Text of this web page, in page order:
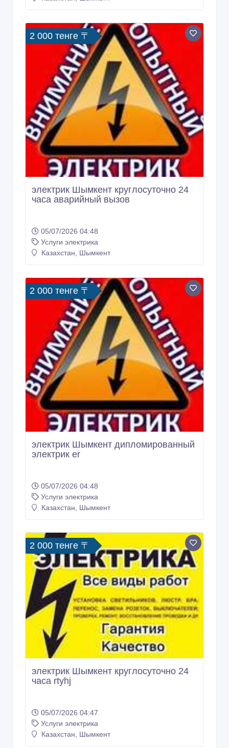
2 000 тенге 〒
электрик Шымкент круглосуточно 24
часа аварийный вызов
05/07/2026 04:48
Услуги электрика
Казахстан, Шымкент
2 000 тенге 〒
электрик Шымкент дипломированный
электрик er
05/07/2026 04:48
Услуги электрика
Казахстан, Шымкент
2 000 тенге 〒
электрик Шымкент круглосуточно 24
часа rtyhj
05/07/2026 04:47
Услуги электрика
Казахстан, Шымкент